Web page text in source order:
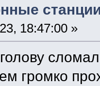
18:47:00 »
громко